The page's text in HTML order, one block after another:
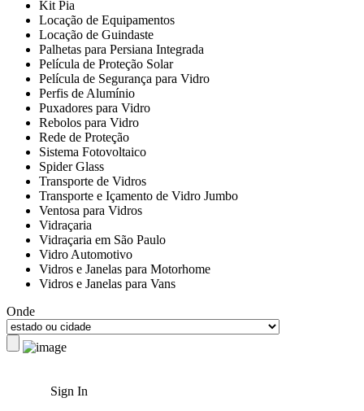
Kit Pia
Locação de Equipamentos
Locação de Guindaste
Palhetas para Persiana Integrada
Película de Proteção Solar
Película de Segurança para Vidro
Perfis de Alumínio
Puxadores para Vidro
Rebolos para Vidro
Rede de Proteção
Sistema Fotovoltaico
Spider Glass
Transporte de Vidros
Transporte e Içamento de Vidro Jumbo
Ventosa para Vidros
Vidraçaria
Vidraçaria em São Paulo
Vidro Automotivo
Vidros e Janelas para Motorhome
Vidros e Janelas para Vans
Onde
Sign In